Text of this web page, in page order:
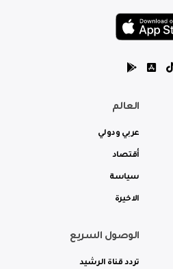
العالم
عربي ودولي
أقتصاد
سياسة
الاخيرة
الوصول السريع
تردد قناة الرشيد